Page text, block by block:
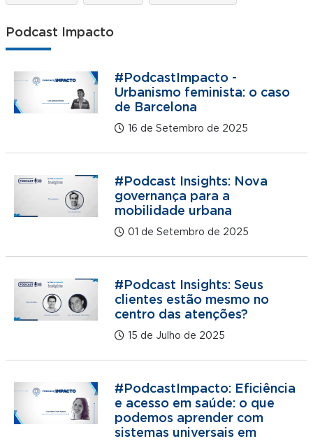
Podcast Impacto
#PodcastImpacto -
Urbanismo feminista: o caso
de Barcelona
16 de Setembro de 2025
#Podcast Insights: Nova
governança para a
mobilidade urbana
01 de Setembro de 2025
#Podcast Insights: Seus
clientes estão mesmo no
centro das atenções?
15 de Julho de 2025
#PodcastImpacto: Eficiência
e acesso em saúde: o que
podemos aprender com
sistemas universais em